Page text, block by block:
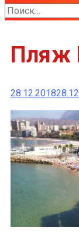
Найти:
Пляж
28.12.2018